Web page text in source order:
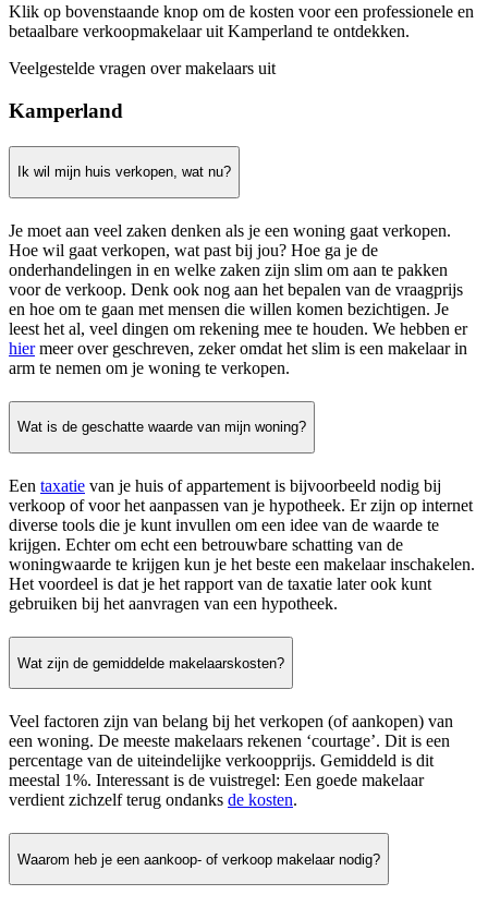
Klik op bovenstaande knop om de kosten voor een professionele en
betaalbare verkoopmakelaar uit Kamperland te ontdekken.
Veelgestelde vragen over makelaars uit
Kamperland
Ik wil mijn huis verkopen, wat nu?
Je moet aan veel zaken denken als je een woning gaat verkopen.
Hoe wil gaat verkopen, wat past bij jou? Hoe ga je de
onderhandelingen in en welke zaken zijn slim om aan te pakken
voor de verkoop. Denk ook nog aan het bepalen van de vraagprijs
en hoe om te gaan met mensen die willen komen bezichtigen. Je
leest het al, veel dingen om rekening mee te houden. We hebben er
hiermeer over geschreven, zeker omdat het slim is een makelaar in
arm te nemen om je woning te verkopen.
Wat is de geschatte waarde van mijn woning?
Een taxatie van je huis of appartement is bijvoorbeeld nodig bij
verkoop of voor het aanpassen van je hypotheek. Er zijn op internet
diverse tools die je kunt invullen om een idee van de waarde te
krijgen. Echter om echt een betrouwbare schatting van de
woningwaarde te krijgen kun je het beste een makelaar inschakelen.
Het voordeel is dat je het rapport van de taxatie later ook kunt
gebruiken bij het aanvragen van een hypotheek.
Wat zijn de gemiddelde makelaarskosten?
Veel factoren zijn van belang bij het verkopen (of aankopen) van
een woning. De meeste makelaars rekenen ‘courtage’. Dit is een
percentage van de uiteindelijke verkoopprijs. Gemiddeld is dit
meestal 1%. Interessant is de vuistregel: Een goede makelaar
verdient zichzelf terug ondanks de kosten.
Waarom heb je een aankoop- of verkoop makelaar nodig?